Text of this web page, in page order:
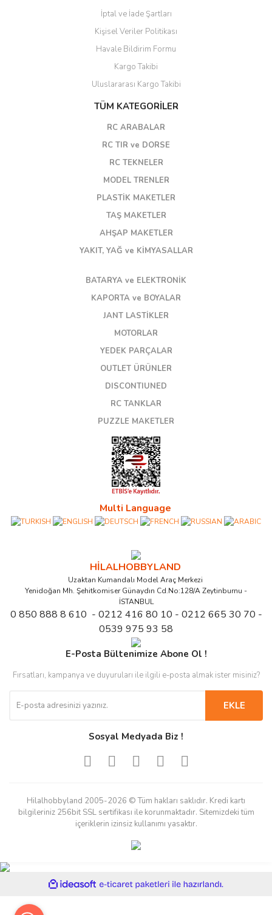
İptal ve İade Şartları
Kişisel Veriler Politikası
Havale Bildirim Formu
Kargo Takibi
Uluslararası Kargo Takibi
TÜM KATEGORİLER
RC ARABALAR
RC TIR ve DORSE
RC TEKNELER
MODEL TRENLER
PLASTİK MAKETLER
TAŞ MAKETLER
AHŞAP MAKETLER
YAKIT, YAĞ ve KİMYASALLAR
BATARYA ve ELEKTRONİK
KAPORTA ve BOYALAR
JANT LASTİKLER
MOTORLAR
YEDEK PARÇALAR
OUTLET ÜRÜNLER
DISCONTIUNED
RC TANKLAR
PUZZLE MAKETLER
Multi Language
HİLALHOBBYLAND
Uzaktan Kumandalı Model Araç Merkezi
Yenidoğan Mh. Şehitkomiser Günaydın Cd.No:128/A Zeytinburnu -
İSTANBUL
0 850 888 8 610 - 0212 416 80 10 - 0212 665 30 70 -
0539 975 93 58
E-Posta Bültenimize Abone Ol !
Fırsatları, kampanya ve duyuruları ile ilgili e-posta almak ister misiniz?
EKLE
Sosyal Medyada Biz !
Hilalhobbyland 2005-2026 © Tüm hakları saklıdır. Kredi kartı
bilgileriniz 256bit SSL sertifikası ile korunmaktadır. Sitemizdeki tüm
içeriklerin izinsiz kullanımı yasaktır.
ideasoft
e-